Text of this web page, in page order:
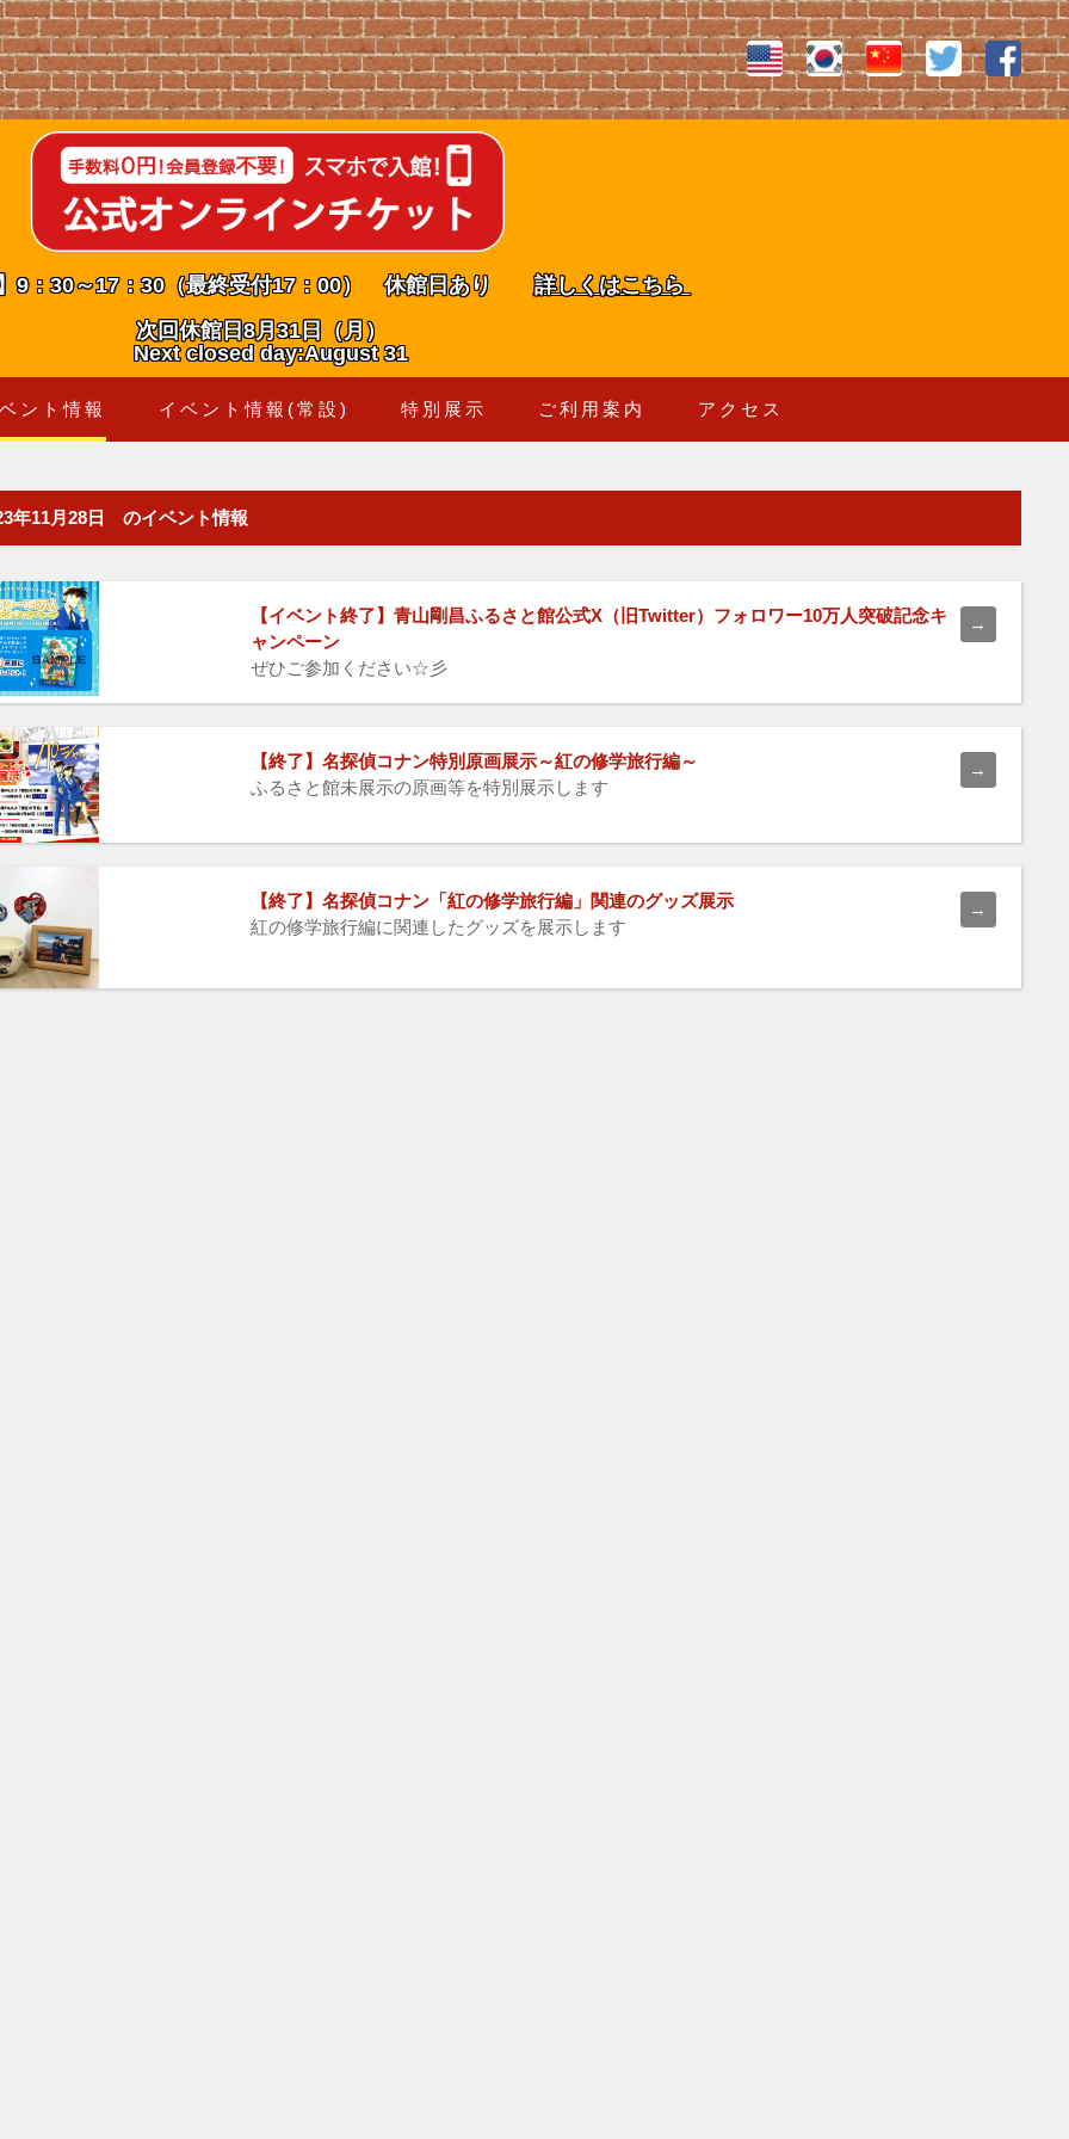
】9：30～17：30（最終受付17：00） 休館日あり詳しくはこちら
次回休館日8月31日（月）
Next closed day:August 31
ント情報 イベント情報(常設) 特別展示 ご利用案内 アクセス
年11月28日 のイベント情報
【イベント終了】青山剛昌ふるさと館公式X（旧Twitter）フォロワー10万人突破記念キ
ャンペーン
ぜひご参加ください☆彡
【終了】名探偵コナン特別原画展示～紅の修学旅行編～
ふるさと館未展示の原画等を特別展示します
【終了】名探偵コナン「紅の修学旅行編」関連のグッズ展示
紅の修学旅行編に関連したグッズを展示します